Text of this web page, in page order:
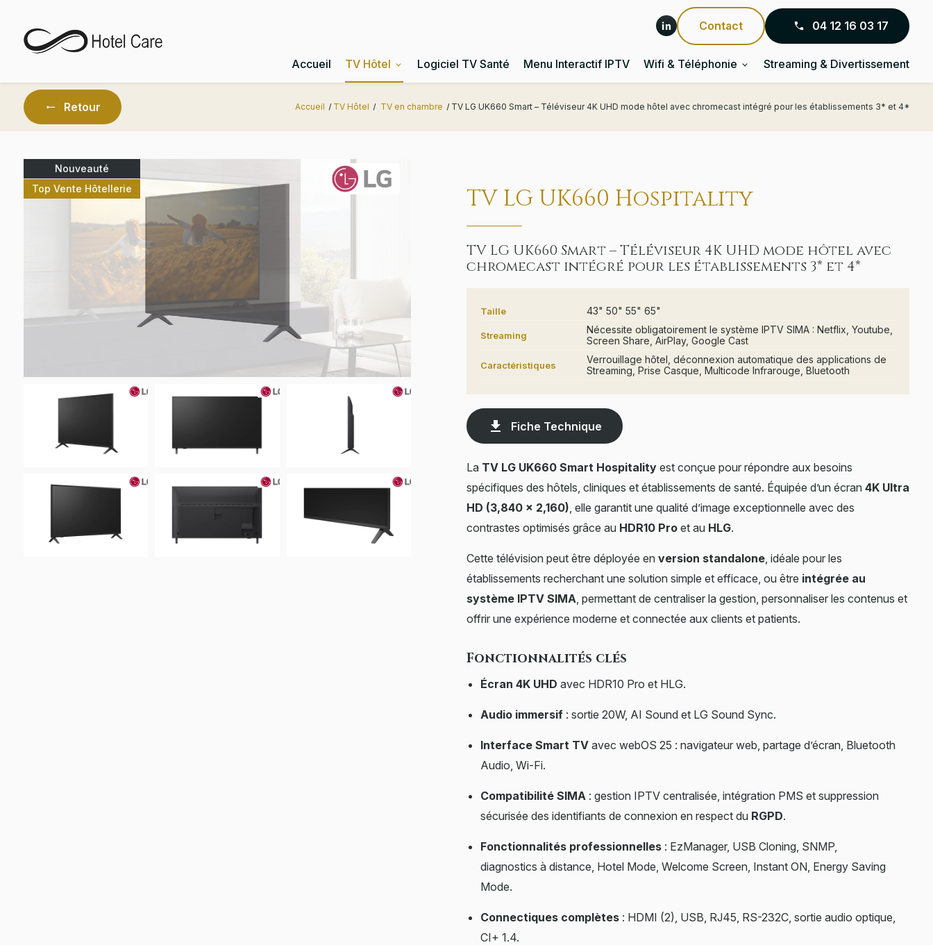
Contact 04 12 16 03 17
Accueil TV Hôtel Logiciel TV Santé Menu Interactif IPTV Wifi & Téléphonie Streaming & Divertissement
Accueil TV Hôtel TV en chambre TV LG UK660 Smart – Téléviseur 4K UHD mode hôtel avec chromecast intégré pour les établissements 3* et 4*
Retour
Nouveauté
Top Vente Hôtellerie
TV LG UK660 Hospitality
TV LG UK660 Smart – Téléviseur 4K UHD mode hôtel avec
chromecast intégré pour les établissements 3* et 4*
Taille 43" 50" 55" 65"
Streaming
Nécessite obligatoirement le système IPTV SIMA : Netflix, Youtube,
Screen Share, AirPlay, Google Cast
Caractéristiques
Verrouillage hôtel, déconnexion automatique des applications de
Streaming, Prise Casque, Multicode Infrarouge, Bluetooth
get_app Fiche Technique
La TV LG UK660 Smart Hospitality est conçue pour répondre aux besoins
spécifiques des hôtels, cliniques et établissements de santé. Équipée d’un écran 4K Ultra
HD (3,840 × 2,160) , elle garantit une qualité d’image exceptionnelle avec des
contrastes optimisés grâce au HDR10 Pro et au HLG.
Cette télévision peut être déployée en version standalone , idéale pour les
établissements recherchant une solution simple et efficace, ou être intégrée au
système IPTV SIMA , permettant de centraliser la gestion, personnaliser les contenus et
offrir une expérience moderne et connectée aux clients et patients.
Fonctionnalités clés
Écran 4K UHD avec HDR10 Pro et HLG.
Audio immersif : sortie 20W, AI Sound et LG Sound Sync.
Interface Smart TV avec webOS 25 : navigateur web, partage d’écran, Bluetooth
Audio, Wi-Fi.
Compatibilité SIMA : gestion IPTV centralisée, intégration PMS et suppression
sécurisée des identifiants de connexion en respect du RGPD.
Fonctionnalités professionnelles : EzManager, USB Cloning, SNMP,
diagnostics à distance, Hotel Mode, Welcome Screen, Instant ON, Energy Saving
Mode.
Connectiques complètes : HDMI (2), USB, RJ45, RS-232C, sortie audio optique,
CI+ 1.4.